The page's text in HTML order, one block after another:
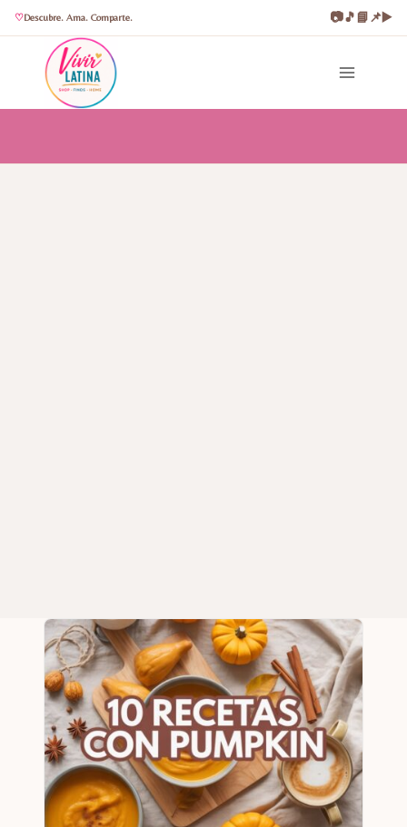
Descubre. Ama. Comparte. 📷🎵📘📌▶️
contenido